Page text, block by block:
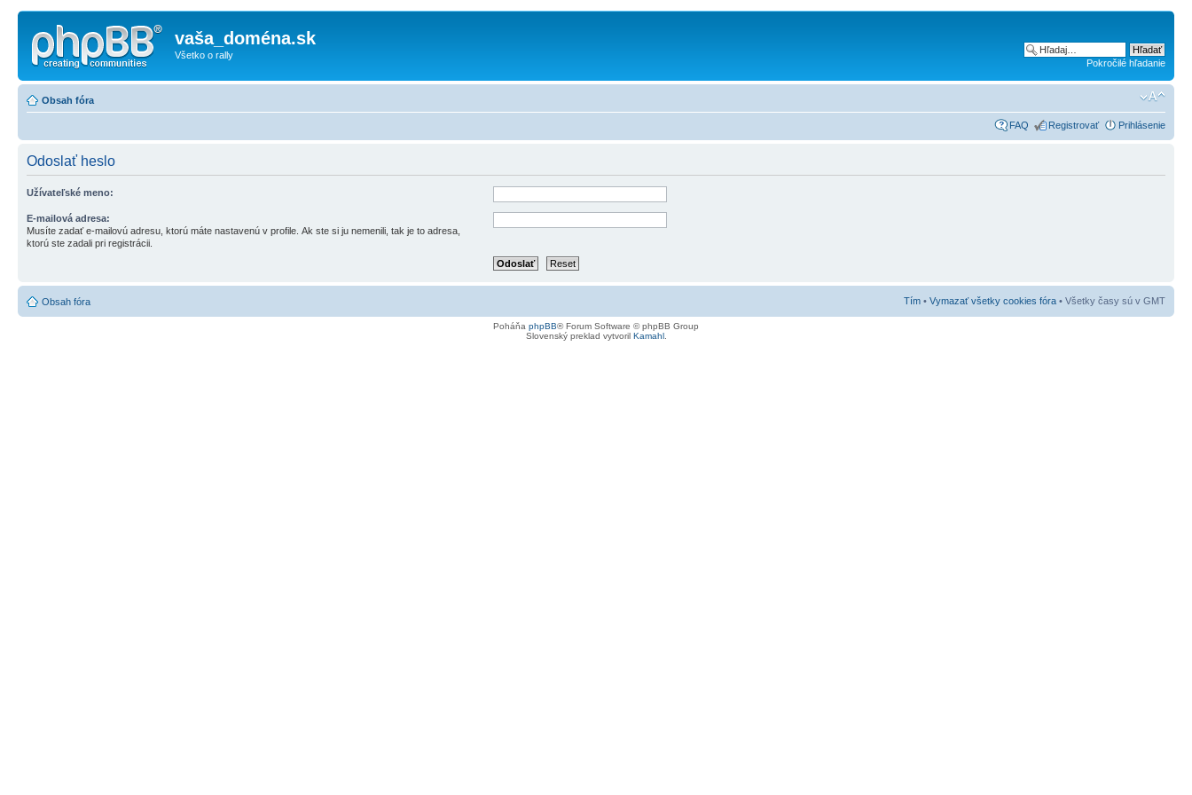
vaša_doména.sk
Všetko o rally
Pokročilé hľadanie
Obsah fóra
FAQ Registrovať Prihlásenie
Odoslať heslo
Užívateľské meno:
E-mailová adresa:
Musíte zadať e-mailovú adresu, ktorú máte nastavenú v profile. Ak ste si ju nemenili, tak je to adresa,
ktorú ste zadali pri registrácii.
Obsah fóra Tím • Vymazať všetky cookies fóra • Všetky časy sú v GMT
Poháňa phpBB® Forum Software © phpBB Group
Slovenský preklad vytvoril Kamahl.